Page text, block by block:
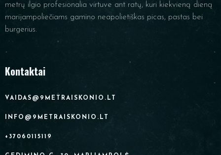
metrų ilgio profesionalia virtuve ant ratų, kuri kiekvieną dieną
marijampoliečiams gamino neapolietiškas picas, pastas bei
burgerius.
Kontaktai
VAIDAS@9METRAISKONIO.LT
INFO@9METRAISKONIO.LT
+37060115119